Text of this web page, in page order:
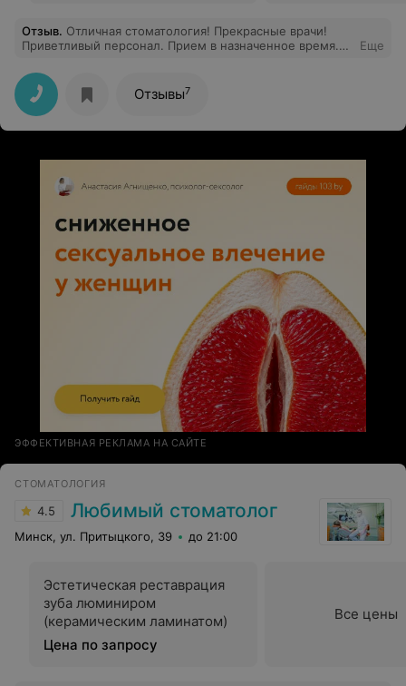
Отзыв. Отличная стоматология! Прекрасные врачи!
Приветливый персонал. Прием в назначенное время.
Еще
Отзывы7
ЭФФЕКТИВНАЯ РЕКЛАМА НА САЙТЕ
СТОМАТОЛОГИЯ
4.5 Любимый стоматолог
Минск, ул. Притыцкого, 39 до 21:00
Эстетическая реставрация
зуба люминиром
(керамическим ламинатом)
Цена по запросу
Все цены